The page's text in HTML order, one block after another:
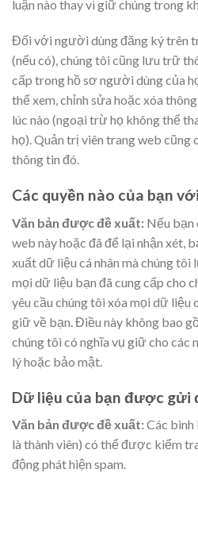
luận nào thay vì giữ chúng trong
Đối với người dùng đăng ký trên
(nếu có), chúng tôi cũng lưu trữ
cấp trong hồ sơ người dùng của
thể xem, chỉnh sửa hoặc xóa
lúc nào (ngoại trừ họ không thể
họ). Quản trị viên trang web cũng
thông tin đó.
Các quyền nào của bạn
Văn bản được đề xuất: Nếu bạn
web này hoặc đã để lại nhận xét,
xuất dữ liệu cá nhân mà chúng tôi
mọi dữ liệu bạn đã cung cấp cho
yêu cầu chúng tôi xóa mọi dữ liệu
giữ về bạn. Điều này không bao
chúng tôi có nghĩa vụ giữ cho các
lý hoặc bảo mật.
Dữ liệu của bạn được gửi
Văn bản được đề xuất:Các bình
là thành viên) có thể được kiểm
động phát hiện spam.